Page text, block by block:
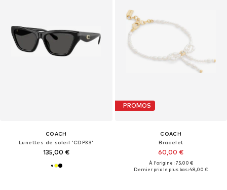
COACH
Lunettes de soleil 'CDP33'
135,00 €
PROMOS
COACH
Bracelet
60,00 €
À l'origine : 75,00 €
Dernier prix le plus bas :48,00 €